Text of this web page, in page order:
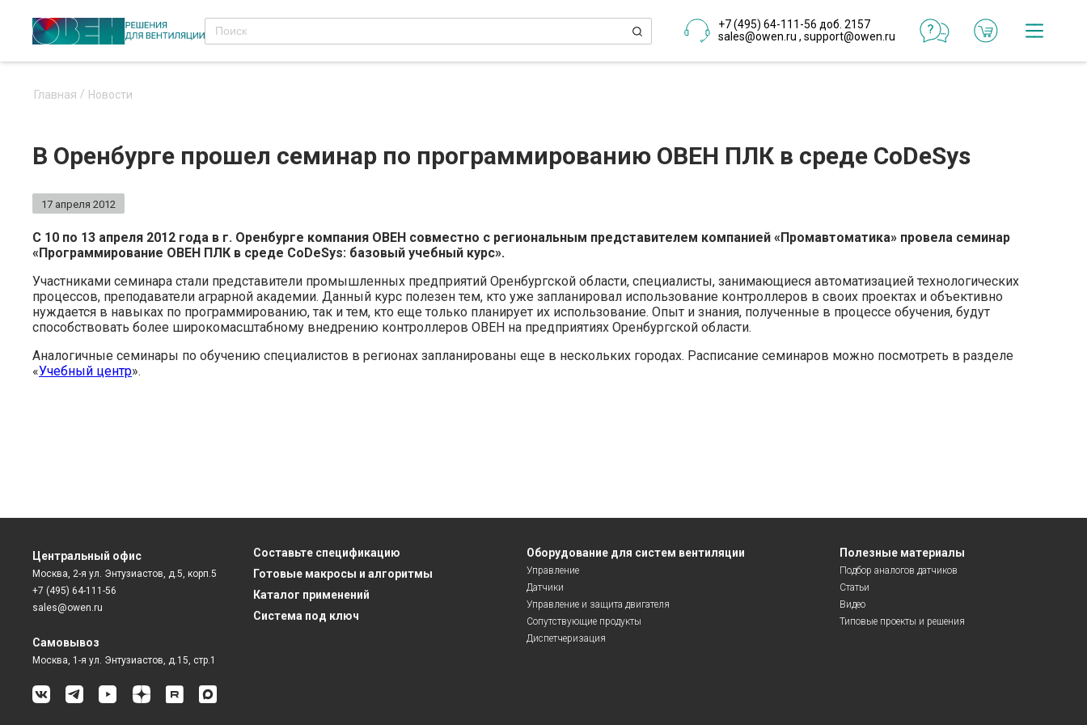
+7 (495) 64-111-56 доб. 2157
sales@owen.ru , support@owen.ru
Главная Новости
В Оренбурге прошел семинар по программированию ОВЕН ПЛК в среде CoDeSys
17 апреля 2012
С 10 по 13 апреля 2012 года в г. Оренбурге компания ОВЕН совместно с региональным представителем компанией «Промавтоматика» провела семинар
«Программирование ОВЕН ПЛК в среде CoDeSys: базовый учебный курс».
Участниками семинара стали представители промышленных предприятий Оренбургской области, специалисты, занимающиеся автоматизацией технологических
процессов, преподаватели аграрной академии. Данный курс полезен тем, кто уже запланировал использование контроллеров в своих проектах и объективно
нуждается в навыках по программированию, так и тем, кто еще только планирует их использование. Опыт и знания, полученные в процессе обучения, будут
способствовать более широкомасштабному внедрению контроллеров ОВЕН на предприятиях Оренбургской области.
Аналогичные семинары по обучению специалистов в регионах запланированы еще в нескольких городах. Расписание семинаров можно посмотреть в разделе
«Учебный центр».
Центральный офис
Москва, 2-я ул. Энтузиастов, д.5, корп.5
+7 (495) 64-111-56
sales@owen.ru
Самовывоз
Москва, 1-я ул. Энтузиастов, д.15, стр.1
Составьте спецификацию
Готовые макросы и алгоритмы
Каталог применений
Система под ключ
Оборудование для систем вентиляции
Управление
Датчики
Управление и защита двигателя
Сопутствующие продукты
Диспетчеризация
Полезные материалы
Подбор аналогов датчиков
Статьи
Видео
Типовые проекты и решения